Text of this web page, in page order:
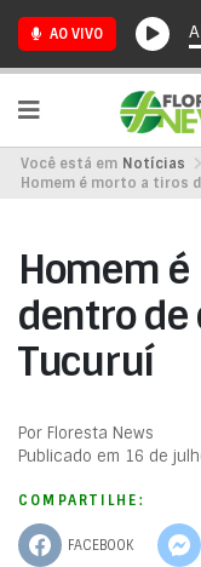
AO VIVO
Você está em Notícias
Homem é morto a tiros
Homem
dentro de
Tucuruí
Por Floresta News
Publicado em 16 de
COMPARTILHE:
FACEBOOK